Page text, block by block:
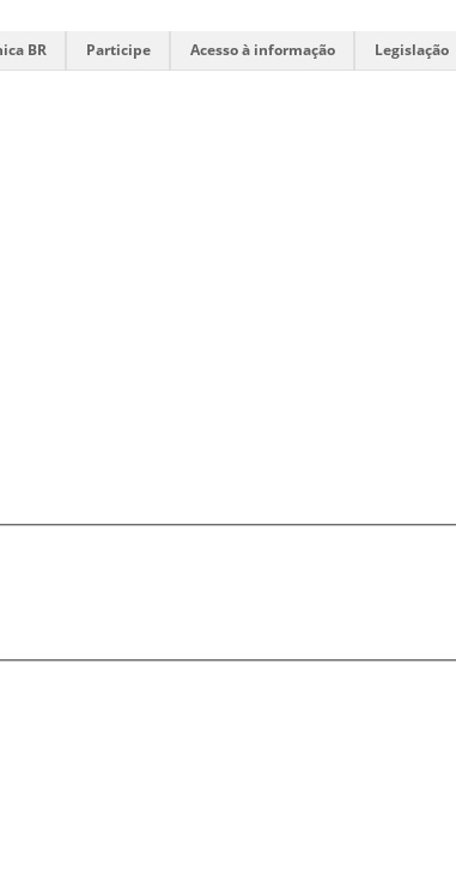
BR Participe Acesso à informação Legislação